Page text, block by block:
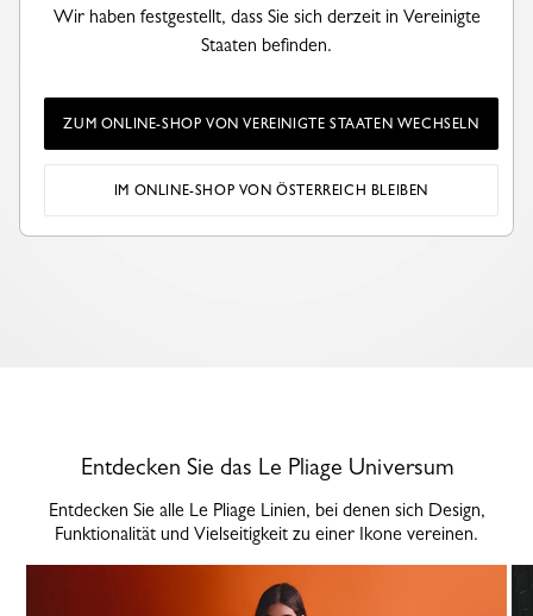
Entdecken Sie das Le Pliage Universum
Entdecken Sie alle Le Pliage Linien, bei denen sich Design,
Funktionalität und Vielseitigkeit zu einer Ikone vereinen.
Wir haben festgestellt, dass Sie sich derzeit in Vereinigte
Staaten befinden.
ZUM ONLINE-SHOP VON VEREINIGTE STAATEN WECHSELN
IM ONLINE-SHOP VON ÖSTERREICH BLEIBEN